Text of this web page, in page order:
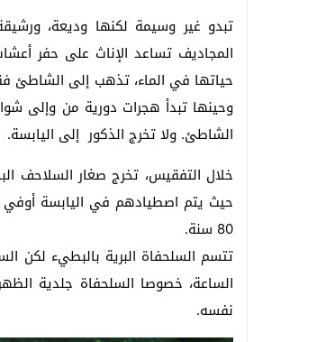
تبدو غير وسيمة لكنها وديعة،
المجاديف تساعد الإناث على حفر
حياتها في الماء، تذهب إلى الشاطئ
وحينها تبدأ هجرات دورية من وإلى
الشاطئ. ولا تخرج الذكور إلى اليابسة.
خلال التفقيس، تخرج صغار السلاحف
حيث يتم اصطيادهم في اليابسة أوفي
80 سنة.
الساعة، خصوصا السلحفاة جلدية
نفسه.